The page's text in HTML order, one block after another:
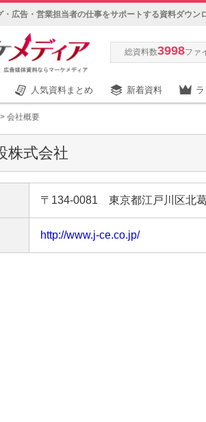
・広告・営業担当者の仕事をサポートする資料ダウン
総資料数3998ファ
人気資料まとめ 新着資料
> 会社概要
株式会社
〒134-0081 東京都江戸川区北
http://www.j-ce.co.jp/